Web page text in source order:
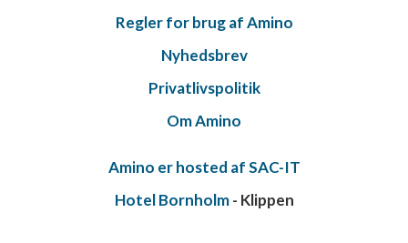
Regler for brug af Amino
Nyhedsbrev
Privatlivspolitik
Om Amino
Amino er hosted af SAC-IT
Hotel Bornholm- Klippen